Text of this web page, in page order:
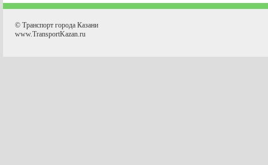
© Транспорт города Казани
www.TransportKazan.ru